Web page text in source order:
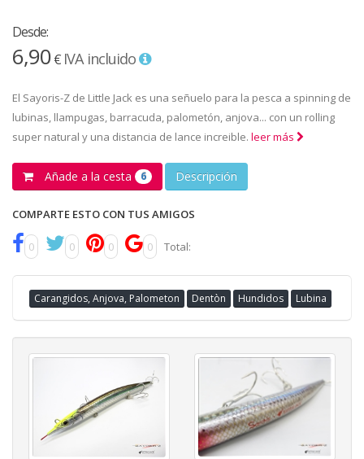
Desde:
6,90€ IVA incluido
El Sayoris-Z de Little Jack es una señuelo para la pesca a spinning de
lubinas, llampugas, barracuda, palometón, anjova... con un rolling
super natural y una distancia de lance increible. leer más
Añade a la cesta 6 Descripción
COMPARTE ESTO CON TUS AMIGOS
0 0 0 0 Total:
Carangidos, Anjova, Palometon Dentòn Hundidos Lubina